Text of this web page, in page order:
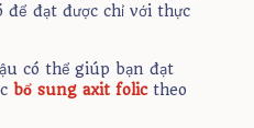
đạt được chỉ với thực
có thể giúp bạn đạt
bổ sung axit folictheo